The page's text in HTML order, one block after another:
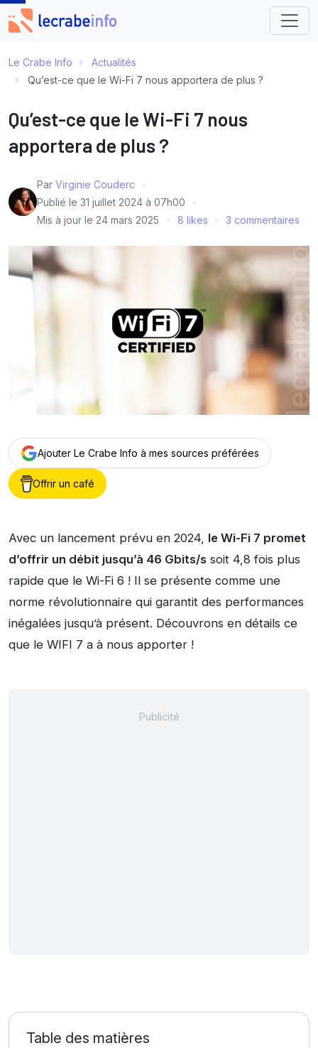
Le Crabe Info
Actualités
Qu’est-ce que le Wi-Fi 7 nous apportera de plus ?
Qu’est-ce que le Wi-Fi 7 nous
apportera de plus ?
Par Virginie Couderc
Publié le 31 juillet 2024 à 07h00
Mis à jour le 24 mars 2025 8 likes 3 commentaires
Ajouter Le Crabe Info à mes sources préférées
Offrir un café
Avec un lancement prévu en 2024, le Wi-Fi 7 promet
d’offrir un débit jusqu’à 46 Gbits/s soit 4,8 fois plus
rapide que le Wi-Fi 6 ! Il se présente comme une
norme révolutionnaire qui garantit des performances
inégalées jusqu’à présent. Découvrons en détails ce
que le WIFI 7 a à nous apporter !
Table des matières